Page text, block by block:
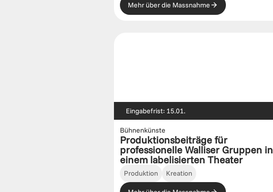
Mehr über die Massnahme
Eingabefrist: 15.01.
Bühnenkünste
Produktionsbeiträge für
professionelle Walliser Gruppen in
einem labelisierten Theater
Produktion Kreation